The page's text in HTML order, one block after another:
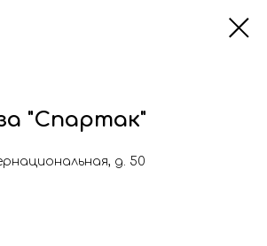
"Спартак"
д. 50